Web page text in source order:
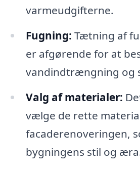
varmeudgifterne.
Fugning: Tætning af
er afgørende for at
vandindtrængning og
Valg af materialer:
vælge de rette
facaderenoveringen,
bygningens stil og